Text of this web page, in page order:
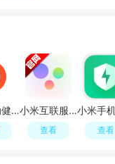
小米运动健康手环APP安卓正式版 小米互联服务app
查看 查看